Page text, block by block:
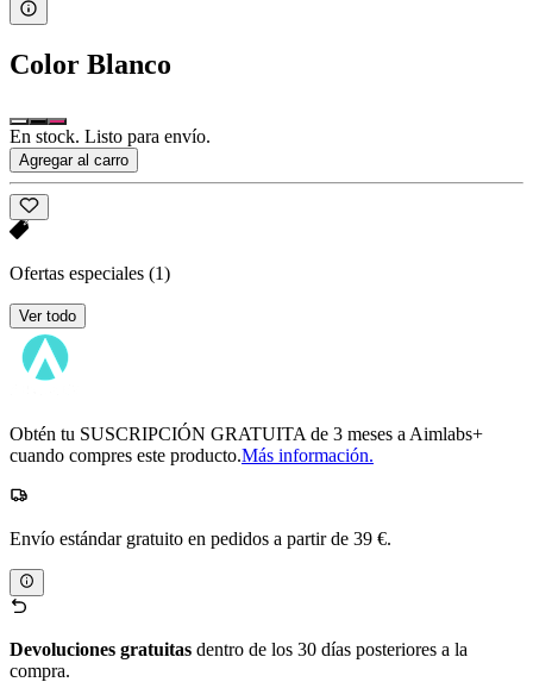
Color Blanco
En stock. Listo para envío.
Agregar al carro
Ofertas especiales (1)
Ver todo
Obtén tu SUSCRIPCIÓN GRATUITA de 3 meses a Aimlabs+
cuando compres este producto.Más información.
Envío estándar gratuito en pedidos a partir de 39 €.
Devoluciones gratuitas dentro de los 30 días posteriores a la
compra.